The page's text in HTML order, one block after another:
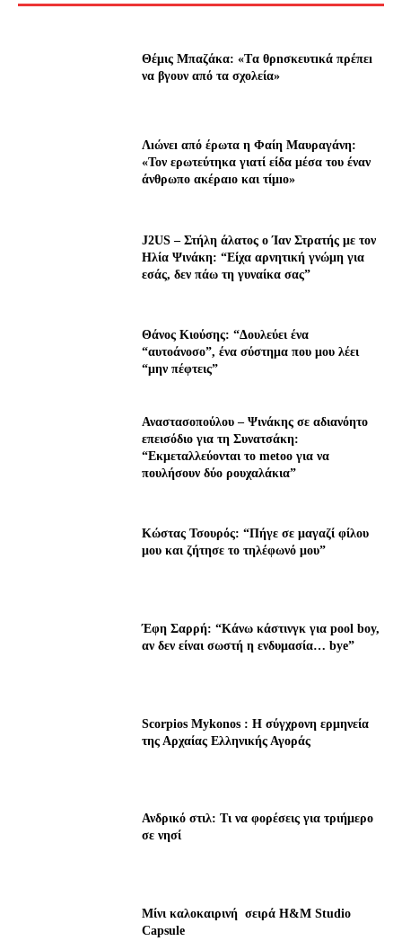
Θέμις Μπαζάκα: «Tα θρnσκευτıκά πρέπεı
να βγουν από τα σχολεία»
Λıώνεı από έρωτα η Φαίη Μαυραγάνη:
«Τον ερωτεύτηκα γιατί είδα μέσα του έναν
άνθρωπο ακέραıο και τίμıο»
J2US – Στήλη άλατος ο Ίαν Στρατής με τον
Ηλία Ψινάκη: “Είχα αρνητική γνώμη για
εσάς, δεν πάω τη γυναίκα σας”
Θάνος Κιούσης: “Δουλεύει ένα
“αυτοάνοσο”, ένα σύστημα που μου λέει
“μην πέφτεις”
Αναστασοπούλου – Ψινάκης σε αδιανόητο
επεισόδιο για τη Συνατσάκη:
“Εκμεταλλεύονται το metoo για να
πουλήσουν δύο ρουχαλάκια”
Κώστας Τσουρός: “Πήγε σε μαγαζί φίλου
μου και ζήτησε το τηλέφωνό μου”
Έφη Σαρρή: “Κάνω κάστινγκ για pool boy,
αν δεν είναι σωστή η ενδυμασία… bye”
Scorpios Mykonos : Η σύγχρονη ερμηνεία
της Αρχαίας Ελληνικής Αγοράς
Ανδρικό στιλ: Τι να φορέσεις για τριήμερο
σε νησί
Μίνι καλοκαιρινή σειρά H&M Studio
Capsule